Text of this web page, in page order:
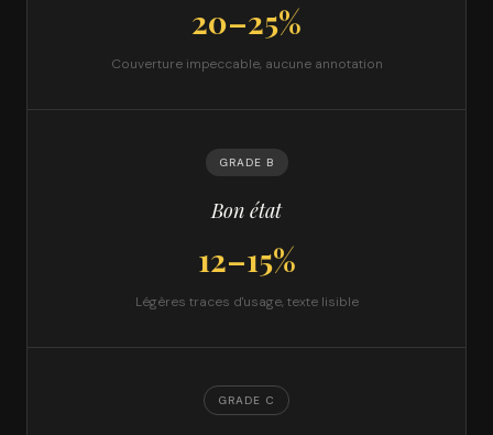
20–25%
Couverture impeccable, aucune annotation
GRADE B
Bon état
12–15%
Légères traces d'usage, texte lisible
GRADE C